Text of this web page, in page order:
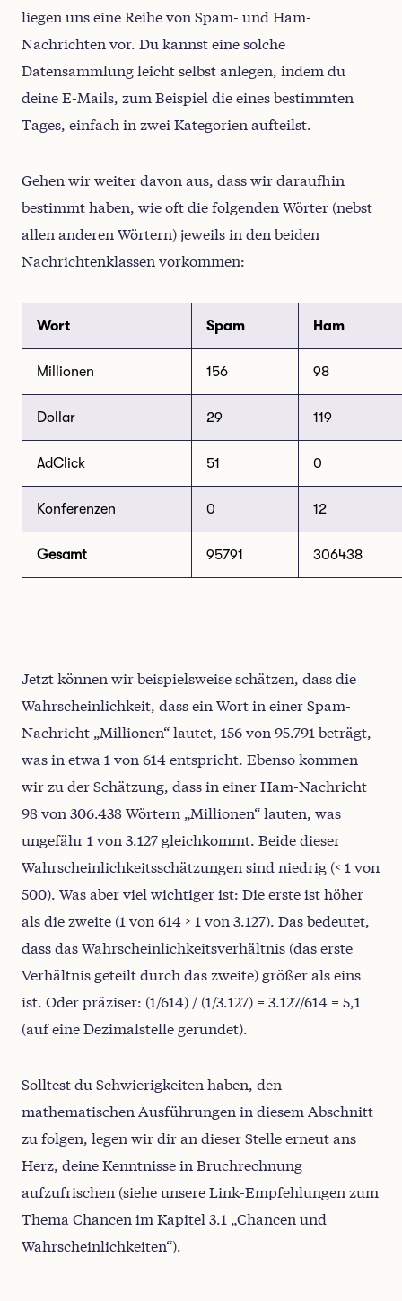
liegen uns eine Reihe von Spam- und Ham-
Nachrichten vor. Du kannst eine solche
Datensammlung leicht selbst anlegen, indem du
deine E-Mails, zum Beispiel die eines bestimmten
Tages, einfach in zwei Kategorien aufteilst.
Gehen wir weiter davon aus, dass wir daraufhin
bestimmt haben, wie oft die folgenden Wörter (nebst
allen anderen Wörtern) jeweils in den beiden
Nachrichtenklassen vorkommen:
Wort Spam Ham
Millionen 156 98
Dollar 29 119
AdClick 51 0
Konferenzen 0 12
Gesamt 95791 306438
Jetzt können wir beispielsweise schätzen, dass die
Wahrscheinlichkeit, dass ein Wort in einer Spam-
Nachricht „Millionen“ lautet, 156 von 95.791 beträgt,
was in etwa 1 von 614 entspricht. Ebenso kommen
wir zu der Schätzung, dass in einer Ham-Nachricht
98 von 306.438 Wörtern „Millionen“ lauten, was
ungefähr 1 von 3.127 gleichkommt. Beide dieser
Wahrscheinlichkeitsschätzungen sind niedrig (< 1 von
500). Was aber viel wichtiger ist: Die erste ist höher
als die zweite (1 von 614 > 1 von 3.127). Das bedeutet,
dass das Wahrscheinlichkeitsverhältnis (das erste
Verhältnis geteilt durch das zweite) größer als eins
ist. Oder präziser: (1/614) / (1/3.127) = 3.127/614 = 5,1
(auf eine Dezimalstelle gerundet).
Solltest du Schwierigkeiten haben, den
mathematischen Ausführungen in diesem Abschnitt
zu folgen, legen wir dir an dieser Stelle erneut ans
Herz, deine Kenntnisse in Bruchrechnung
aufzufrischen (siehe unsere Link-Empfehlungen zum
Thema Chancen im Kapitel 3.1 „Chancen und
Wahrscheinlichkeiten“).